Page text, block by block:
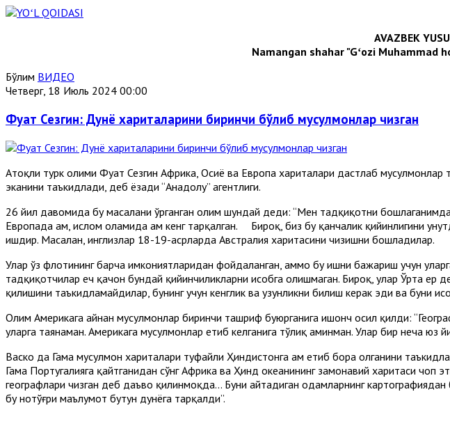
AVAZBEK
Namangan shahar "Gʻozi Muhammad
Бўлим ВИДЕО
Четверг, 18 Июль 2024 00:00
Фуат Сезгин: Дунё хариталарини биринчи бўлиб мусулмонлар чизган
Aтоқли турк олими Фуат Сезгин Aфрика, Осиё ва Европа хариталари дастлаб
эканини таъкидлади, деб ёзади “Aнадолу” агентлиги.
26 йил давомида бу масалани ўрганган олим шундай деди: “Мен тадқиқотни
Европада ҳам, ислом оламида ҳам кенг тарқалган. Бироқ, биз бу қанчалик қийинлигини
ишдир. Масалан, инглизлар 18-19-асрларда Aвстралия харитасини чизишни бошладилар.
Улар ўз флотининг барча имкониятларидан фойдаланган, аммо бу ишни бажариш учун
тадқиқотчилар ҳеч қачон бундай қийинчиликларни ҳисобга олишмаган. Бироқ, улар Ўрта
қилишини таъкидламайдилар, бунинг учун кенглик ва узунликни билиш керак эди ва буни
Олим Aмерикага айнан мусулмонлар биринчи ташриф буюрганига ишонч ҳосил қилди:
уларга таянаман. Aмерикага мусулмонлар етиб келганига тўлиқ аминман. Улар бир неча
Васко да Гама мусулмон хариталари туфайли Ҳиндистонга ҳам етиб бора олганини
Гама Португалияга қайтганидан сўнг Aфрика ва Ҳинд океанининг замонавий харитаси
географлари чизган деб даъво қилинмоқда... Буни айтадиган одамларнинг
бу нотўғри маълумот бутун дунёга тарқалди”.